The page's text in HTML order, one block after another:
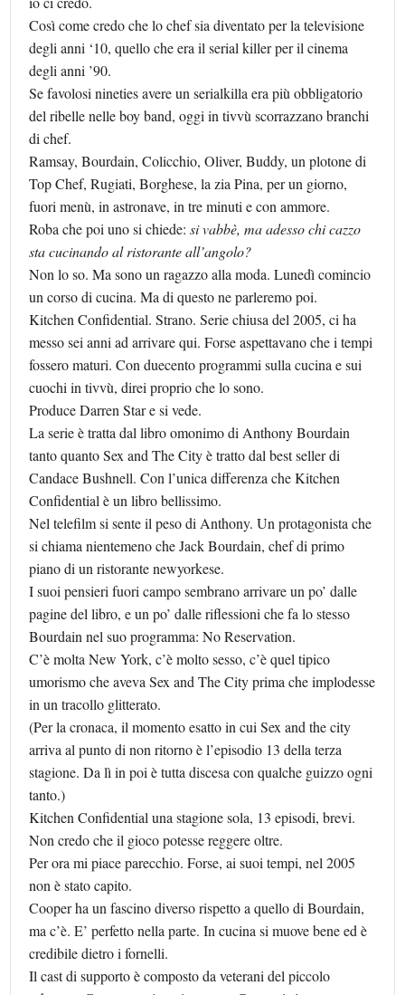
Così come credo che lo chef sia diventato per la televisione
degli anni ‘10, quello che era il serial killer per il cinema
degli anni ’90.
Se favolosi nineties avere un serialkilla era più obbligatorio
del ribelle nelle boy band, oggi in tivvù scorrazzano branchi
di chef.
Ramsay, Bourdain, Colicchio, Oliver, Buddy, un plotone di
Top Chef, Rugiati, Borghese, la zia Pina, per un giorno,
fuori menù, in astronave, in tre minuti e con ammore.
Roba che poi uno si chiede:si vabbè, ma adesso chi cazzo
sta cucinando al ristorante all’angolo?
Non lo so. Ma sono un ragazzo alla moda. Lunedì comincio
un corso di cucina. Ma di questo ne parleremo poi.
Kitchen Confidential. Strano. Serie chiusa del 2005, ci ha
messo sei anni ad arrivare qui. Forse aspettavano che i tempi
fossero maturi. Con duecento programmi sulla cucina e sui
cuochi in tivvù, direi proprio che lo sono.
Produce Darren Star e si vede.
La serie è tratta dal libro omonimo di Anthony Bourdain
tanto quanto Sex and The City è tratto dal best seller di
Candace Bushnell. Con l’unica differenza che Kitchen
Confidential è un libro bellissimo.
Nel telefilm si sente il peso di Anthony. Un protagonista che
si chiama nientemeno che Jack Bourdain, chef di primo
piano di un ristorante newyorkese.
I suoi pensieri fuori campo sembrano arrivare un po’ dalle
pagine del libro, e un po’ dalle riflessioni che fa lo stesso
Bourdain nel suo programma: No Reservation.
C’è molta New York, c’è molto sesso, c’è quel tipico
umorismo che aveva Sex and The City prima che implodesse
in un tracollo glitterato.
(Per la cronaca, il momento esatto in cui Sex and the city
arriva al punto di non ritorno è l’episodio 13 della terza
stagione. Da lì in poi è tutta discesa con qualche guizzo ogni
tanto.)
Kitchen Confidential una stagione sola, 13 episodi, brevi.
Non credo che il gioco potesse reggere oltre.
Per ora mi piace parecchio. Forse, ai suoi tempi, nel 2005
non è stato capito.
Cooper ha un fascino diverso rispetto a quello di Bourdain,
ma c’è. E’ perfetto nella parte. In cucina si muove bene ed è
credibile dietro i fornelli.
Il cast di supporto è composto da veterani del piccolo